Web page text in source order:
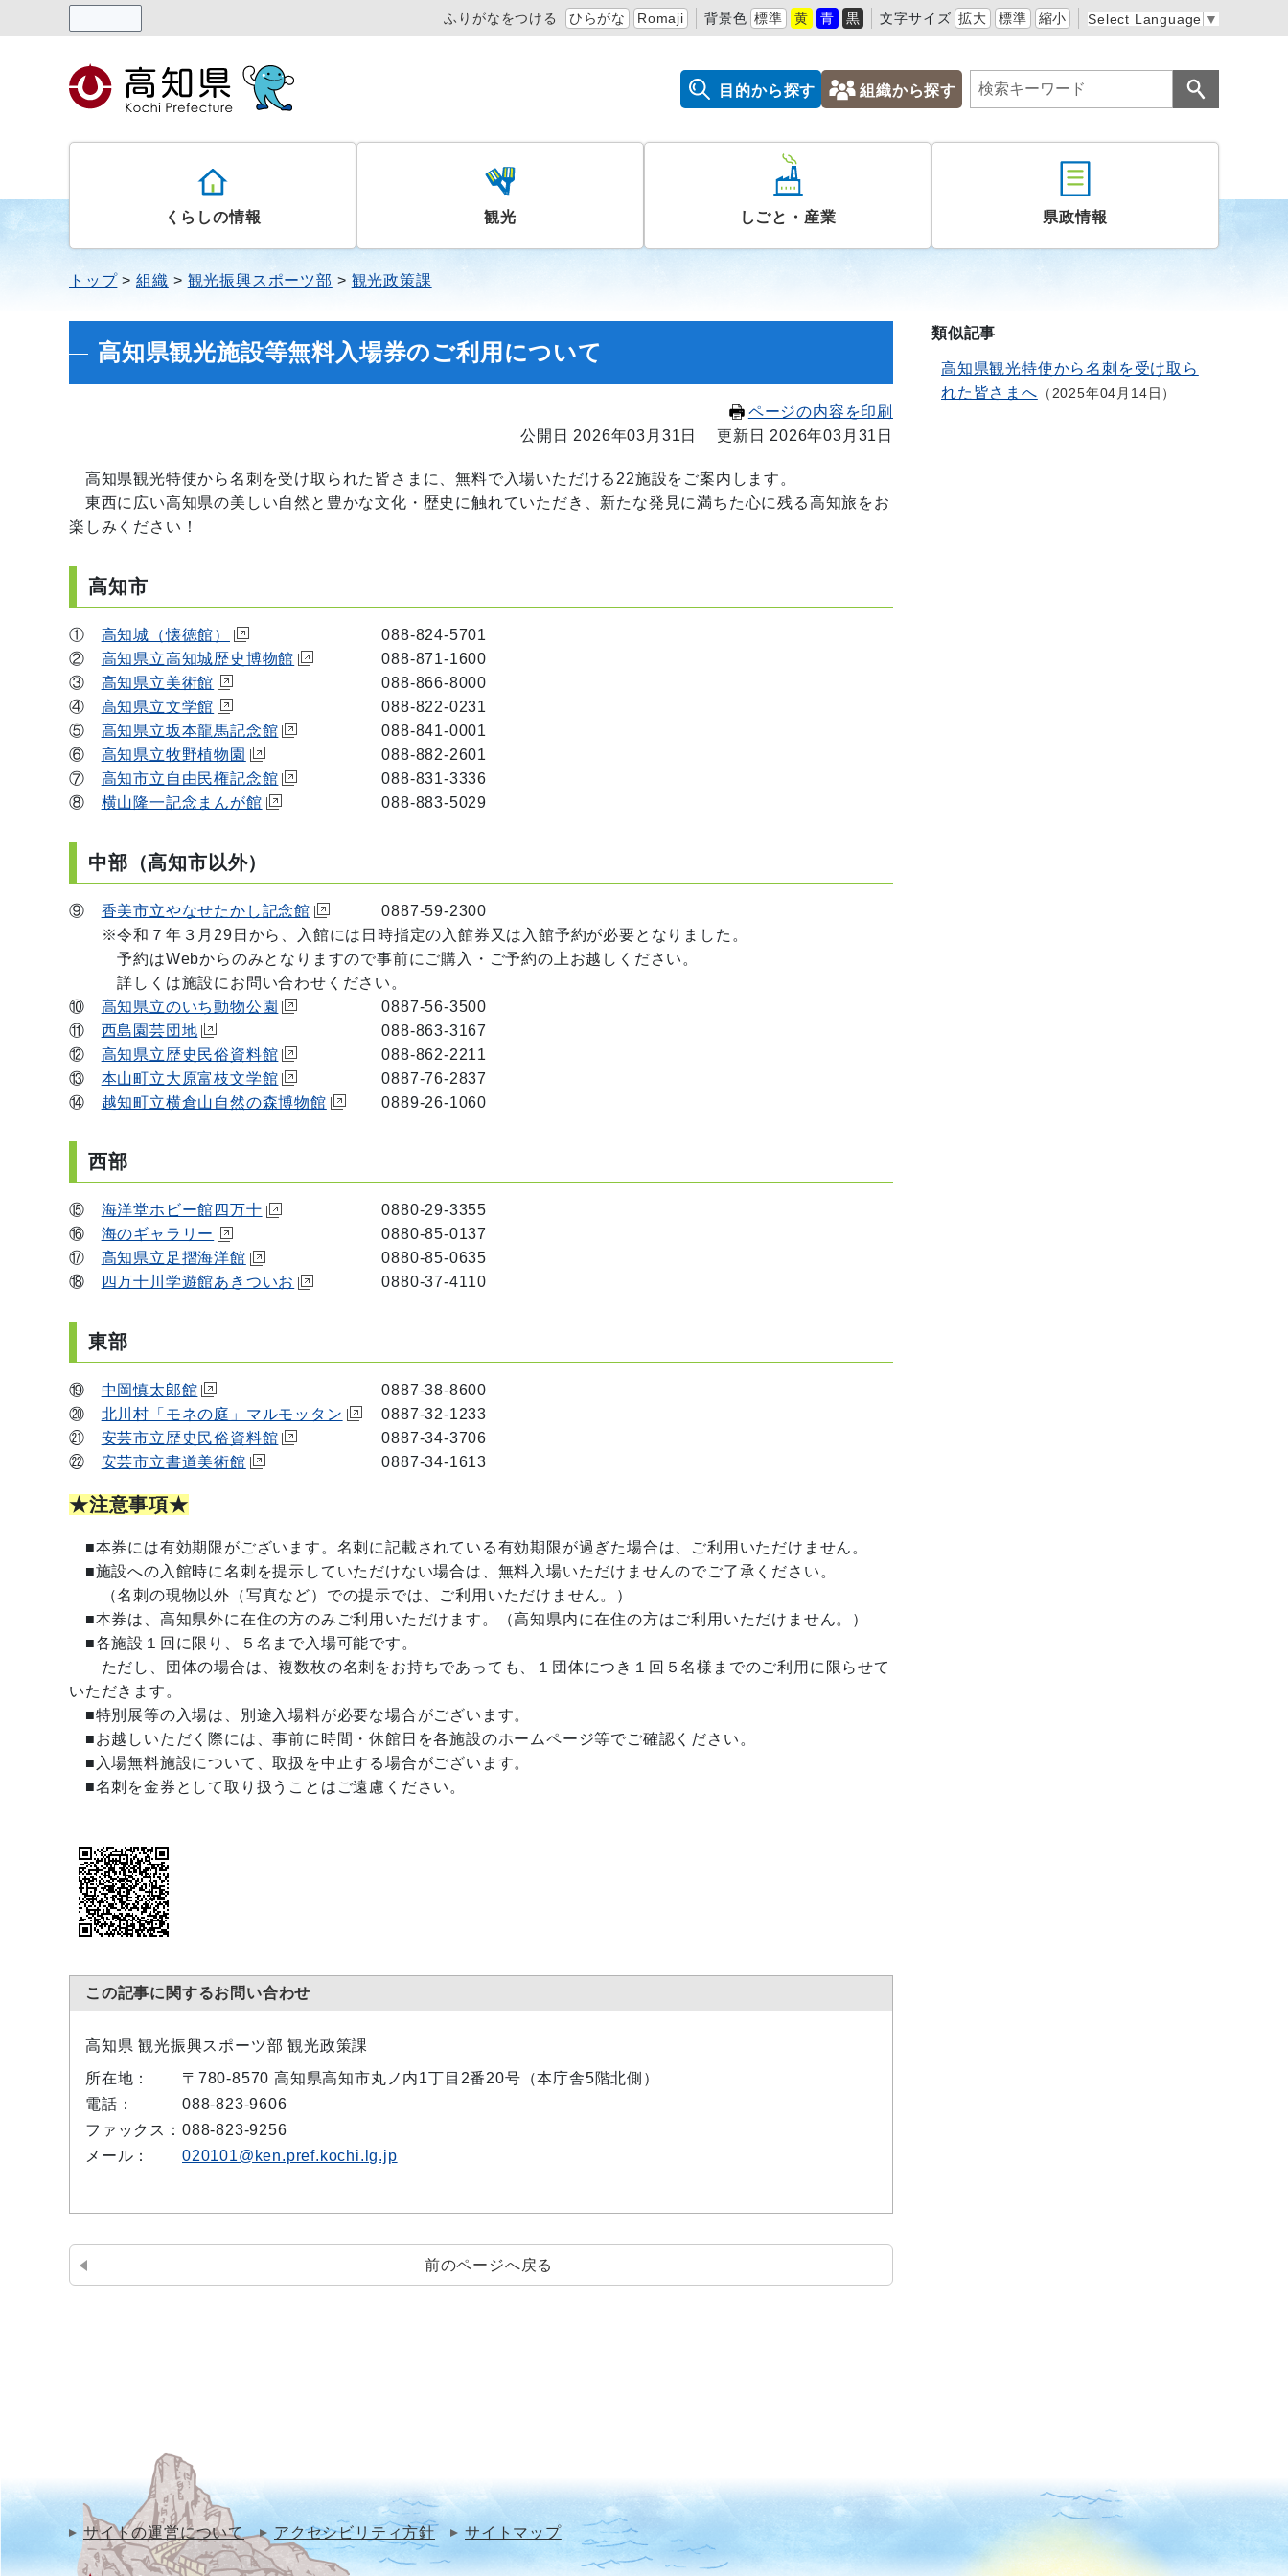
ふりがなをつける ひらがな Romaji 背景色 標準 黄 青 黒 文字サイズ 拡大 標準 縮小 Select Language ▼
目的から探す 組織から探す
くらしの情報 観光 しごと・産業 県政情報
トップ 組織 観光振興スポーツ部 観光政策課
高知県観光施設等無料入場券のご利用について
ページの内容を印刷
公開日 2026年03月31日
更新日 2026年03月31日
高知県観光特使から名刺を受け取られた皆さまに、無料で入場いただける22施設をご案内します。
東西に広い高知県の美しい自然と豊かな文化・歴史に触れていただき、新たな発見に満ちた心に残る高知旅をお
楽しみください！
高知市
① 高知城（懐徳館）
088-824-5701
② 高知県立高知城歴史博物館
088-871-1600
③ 高知県立美術館
088-866-8000
④ 高知県立文学館
088-822-0231
⑤ 高知県立坂本龍馬記念館
088-841-0001
⑥ 高知県立牧野植物園
088-882-2601
⑦ 高知市立自由民権記念館
088-831-3336
⑧ 横山隆一記念まんが館 088-883-5029
中部（高知市以外）
⑨ 香美市立やなせたかし記念館
0887-59-2300
※令和７年３月29日から、入館には日時指定の入館券又は入館予約が必要となりました。
予約はWebからのみとなりますので事前にご購入・ご予約の上お越しください。
詳しくは施設にお問い合わせください。
⑩ 高知県立のいち動物公園
0887-56-3500
⑪ 西島園芸団地
088-863-3167
⑫ 高知県立歴史民俗資料館
088-862-2211
⑬ 本山町立大原富枝文学館
0887-76-2837
⑭ 越知町立横倉山自然の森博物館 0889-26-1060
西部
⑮ 海洋堂ホビー館四万十
0880-29-3355
⑯ 海のギャラリー
0880-85-0137
⑰ 高知県立足摺海洋館
0880-85-0635
⑱
四万十川学遊館あきついお 0880-37-4110
東部
⑲ 中岡慎太郎館
0887-38-8600
⑳ 北川村「モネの庭」マルモッタン
0887-32-1233
㉑ 安芸市立歴史民俗資料館
0887-34-3706
㉒ 安芸市立書道美術館 0887-34-1613
★注意事項★
■本券には有効期限がございます。名刺に記載されている有効期限が過ぎた場合は、ご利用いただけません。
■施設への入館時に名刺を提示していただけない場合は、無料入場いただけませんのでご了承ください。
（名刺の現物以外（写真など）での提示では、ご利用いただけません。）
■本券は、高知県外に在住の方のみご利用いただけます。（高知県内に在住の方はご利用いただけません。）
■各施設１回に限り、５名まで入場可能です。
ただし、団体の場合は、複数枚の名刺をお持ちであっても、１団体につき１回５名様までのご利用に限らせて
いただきます。
■特別展等の入場は、別途入場料が必要な場合がございます。
■お越しいただく際には、事前に時間・休館日を各施設のホームページ等でご確認ください。
■入場無料施設について、取扱を中止する場合がございます。
■名刺を金券として取り扱うことはご遠慮ください。
この記事に関するお問い合わせ
高知県 観光振興スポーツ部 観光政策課
所在地：
〒780-8570 高知県高知市丸ノ内1丁目2番20号（本庁舎5階北側）
電話：
088-823-9606
ファックス： 088-823-9256
メール：
020101@ken.pref.kochi.lg.jp
前のページへ戻る
類似記事
高知県観光特使から名刺を受け取ら
れた皆さまへ
2025年04月14日
サイトの運営について アクセシビリティ方針 サイトマップ